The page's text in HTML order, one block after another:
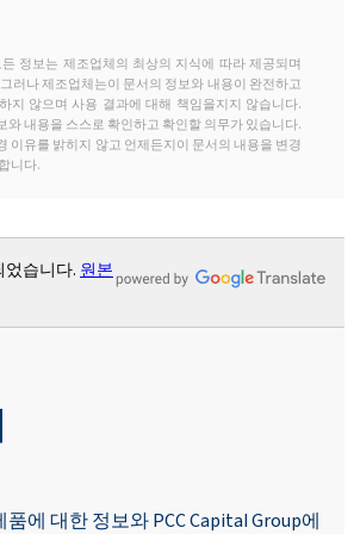
정보는 제조업체의 최상의 지식에 따라 제공되며
러나 제조업체는이 문서의 정보와 내용이 완전하고
지 않으며 사용 결과에 대해 책임을지지 않습니다.
와 내용을 스스로 확인하고 확인할 의무가 있습니다.
이유를 밝히지 않고 언제든지이 문서의 내용을 변경
니다.
습니다. 원본
에 대한 정보와 PCC Capital Group에